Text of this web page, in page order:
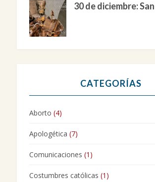
30 de diciembre:
CATEGORÍAS
Aborto (4)
Apologética (7)
Comunicaciones (1)
Costumbres católicas (1)